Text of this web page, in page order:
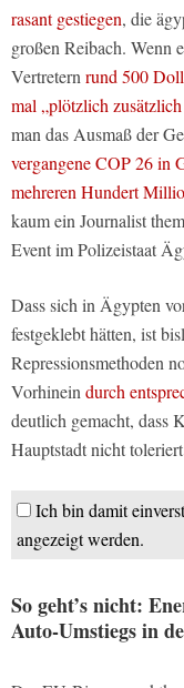
rasant gestiegen, die
großen Reibach. Wenn
Vertreternrund 500
mal „plötzlich
man das Ausmaß der
vergangene COP 26 in
mehreren Hundert
kaum ein Journalist
Event im Polizeistaat
Dass sich in Ägypten
festgeklebt hätten, ist
Repressionsmethoden
Vorhineindurch
deutlich gemacht, dass
Hauptstadt nicht
Ich bin damit
angezeigt werden.
So geht’s nicht:
Auto-Umstiegs in